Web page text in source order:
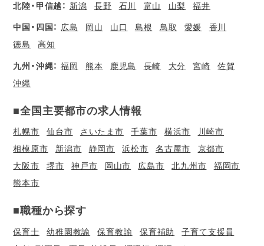
北陸・甲信越： 新潟 長野 石川 富山 山梨 福井
中国・四国： 広島 岡山 山口 島根 鳥取 愛媛
香川
徳島
高知
九州・沖縄： 福岡 熊本 鹿児島 長崎 大分 宮崎
佐賀
沖縄
■全国主要都市の求人情報
札幌市 仙台市 さいたま市 千葉市 横浜市
川崎市
相模原市
新潟市 静岡市 浜松市 名古屋市
京都市
大阪市
堺市 神戸市 岡山市 広島市 北九州市
福岡市
熊本市
■職種から探す
保育士 幼稚園教諭 保育教諭 保育補助
子育て支援員